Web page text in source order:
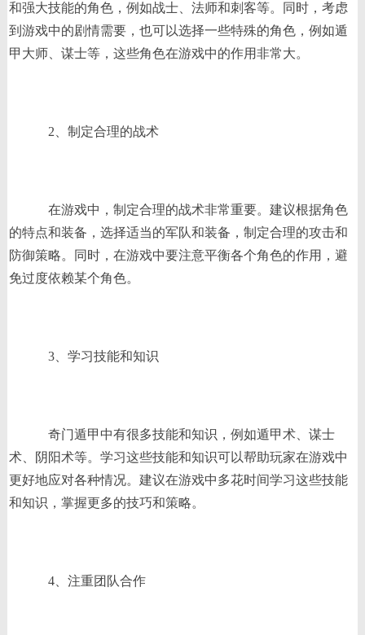
和强大技能的角色，例如战士、法师和刺客等。同时，考虑
到游戏中的剧情需要，也可以选择一些特殊的角色，例如遁
甲大师、谋士等，这些角色在游戏中的作用非常大。
2、制定合理的战术
在游戏中，制定合理的战术非常重要。建议根据角色
的特点和装备，选择适当的军队和装备，制定合理的攻击和
防御策略。同时，在游戏中要注意平衡各个角色的作用，避
免过度依赖某个角色。
3、学习技能和知识
奇门遁甲中有很多技能和知识，例如遁甲术、谋士
术、阴阳术等。学习这些技能和知识可以帮助玩家在游戏中
更好地应对各种情况。建议在游戏中多花时间学习这些技能
和知识，掌握更多的技巧和策略。
4、注重团队合作